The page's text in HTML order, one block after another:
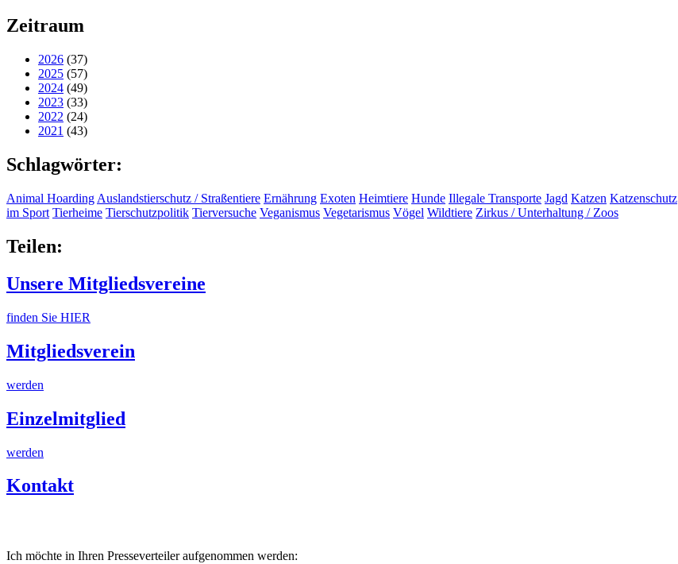
Zeitraum
2026 (37)
2025 (57)
2024 (49)
2023 (33)
2022 (24)
2021 (43)
Schlagwörter:
Animal Hoarding Auslandstierschutz / Straßentiere Ernährung Exoten Heimtiere Hunde Illegale Transporte Jagd Katzen Katzenschutz
im Sport Tierheime Tierschutzpolitik Tierversuche Veganismus Vegetarismus Vögel Wildtiere Zirkus / Unterhaltung / Zoos
Teilen:
Unsere Mitgliedsvereine
finden Sie HIER
Mitgliedsverein
werden
Einzelmitglied
werden
Kontakt
Ich möchte in Ihren Presseverteiler aufgenommen werden: